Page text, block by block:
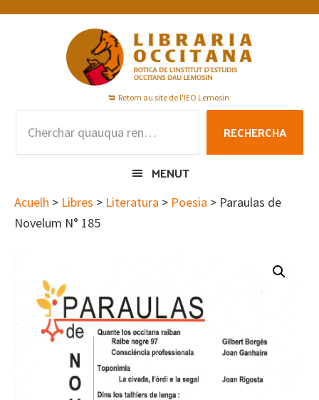
Skip
Skip
Skip
Retorn au site de l'IEO Lemosin
RECHERCHA
MENUT
Acuelh > Libres > Literatura > Poesia > Paraulas de
Novelum N° 185